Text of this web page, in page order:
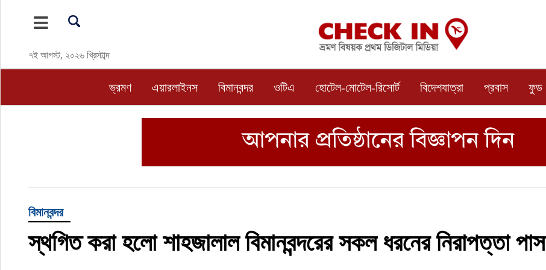
৭ই আগস্ট, ২০২৬ খ্রিস্টাব্দ
এয়ারলাইনস
বিমানবন্দর
বিদেশযাত্রা
প্রবাস
ভ্রমণ এয়ারলাইনস বিমানবন্দর ওটিএ হোটেল-মোটেল-রিসোর্ট বিদেশযাত্রা প্রবাস ফুড
বিমানবন্দর
স্থগিত করা হলো শাহজালাল বিমানবন্দরের সকল ধরনের নিরাপত্তা পাস